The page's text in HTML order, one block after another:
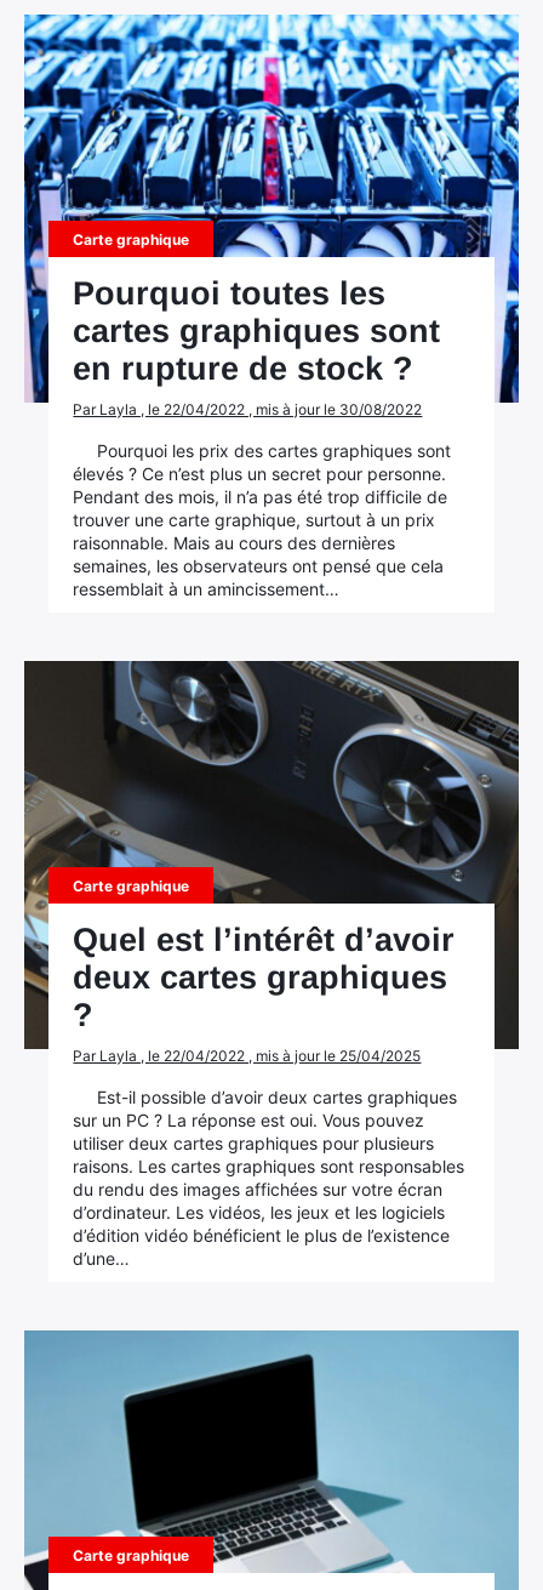
Carte graphique
Pourquoi toutes les
cartes graphiques sont
en rupture de stock ?
Par Layla , le 22/04/2022 , mis à jour le 30/08/2022
Pourquoi les prix des cartes graphiques sont
élevés ? Ce n’est plus un secret pour personne.
Pendant des mois, il n’a pas été trop difficile de
trouver une carte graphique, surtout à un prix
raisonnable. Mais au cours des dernières
semaines, les observateurs ont pensé que cela
ressemblait à un amincissement…
Carte graphique
Quel est l’intérêt d’avoir
deux cartes graphiques
?
Par Layla , le 22/04/2022 , mis à jour le 25/04/2025
Est-il possible d’avoir deux cartes graphiques
sur un PC ? La réponse est oui. Vous pouvez
utiliser deux cartes graphiques pour plusieurs
raisons. Les cartes graphiques sont responsables
du rendu des images affichées sur votre écran
d’ordinateur. Les vidéos, les jeux et les logiciels
d’édition vidéo bénéficient le plus de l’existence
d’une…
Carte graphique